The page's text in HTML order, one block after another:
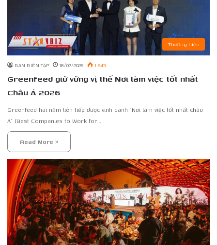
Thương hiệu
BAN BIÊN TẬP 18/07/2026 1.643
Greenfeed giữ vững vị thế Nơi làm việc tốt nhất
Châu Á 2026
Greenfeed hai năm liên tiếp được vinh danh “Nơi làm việc tốt nhất châu
Á” (Best Companies to Work for…
Read More »